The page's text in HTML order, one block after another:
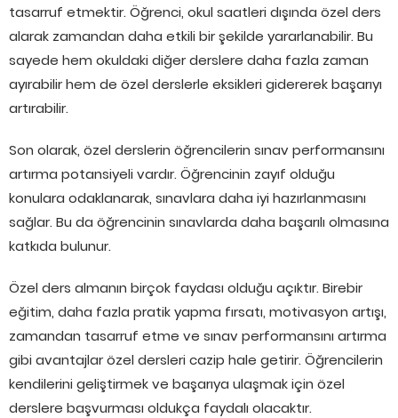
tasarruf etmektir. Öğrenci, okul saatleri dışında özel ders
alarak zamandan daha etkili bir şekilde yararlanabilir. Bu
sayede hem okuldaki diğer derslere daha fazla zaman
ayırabilir hem de özel derslerle eksikleri gidererek başarıyı
artırabilir.
Son olarak, özel derslerin öğrencilerin sınav performansını
artırma potansiyeli vardır. Öğrencinin zayıf olduğu
konulara odaklanarak, sınavlara daha iyi hazırlanmasını
sağlar. Bu da öğrencinin sınavlarda daha başarılı olmasına
katkıda bulunur.
Özel ders almanın birçok faydası olduğu açıktır. Birebir
eğitim, daha fazla pratik yapma fırsatı, motivasyon artışı,
zamandan tasarruf etme ve sınav performansını artırma
gibi avantajlar özel dersleri cazip hale getirir. Öğrencilerin
kendilerini geliştirmek ve başarıya ulaşmak için özel
derslere başvurması oldukça faydalı olacaktır.